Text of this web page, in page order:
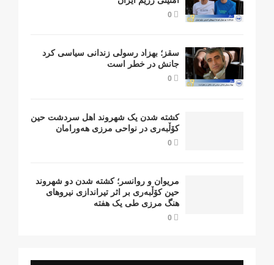
0
سقز؛ بهزاد رسولی زندانی سیاسی کرد
جانش در خطر است
0
کشتە شدن یک شهروند اهل سردشت حین
کۆڵبەری در نواحی مرزی هەورامان
0
مریوان و روانسر؛ کشته شدن دو شهروند
حین کۆڵبەری بر اثر تیراندازی نیروهای
هنگ مرزی طی یک هفته
0